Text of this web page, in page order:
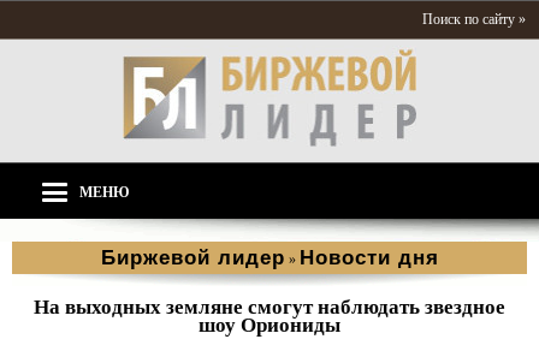
Поиск по сайту »
МЕНЮ
Биржевой лидер » Новости дня
На выходных земляне смогут наблюдать звездное
шоу Ориониды